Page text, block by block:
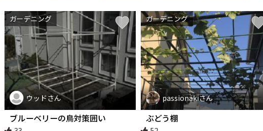
ガーデニング
ウッドさん
ブルーベリーの鳥対策囲い
ガーデニング
passionakiさん
ぶどう棚